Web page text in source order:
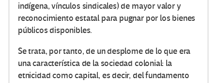
indígena, vínculos sindicales) de mayor valor y
reconocimiento estatal para pugnar por los bienes
públicos disponibles.
Se trata, por tanto, de un desplome de lo que era
una característica de la sociedad colonial: la
etnicidad como capital, es decir, del fundamento